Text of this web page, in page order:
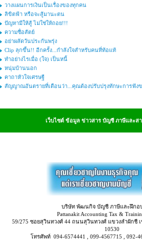
วางแผนการเงินเป็นเรื่องของทุกคน
ลิขิตฟ้า หรือจะสู้มานะตน
ปัญหามีให้สู้ ไม่ใช่ให้ถอย!!!
ความซื่อสัตย์
อย่าผลัดวันประกันพรุ่ง
Clip ลุกขึ้น!! อีกครั้ง...กำลังใจสำหรับคนที่ท้อแท้
ทำอย่างไรเมื่อ (ใจ) เป็นหนี้
หนุ่มบ้านนอก
คาถาหัวใจเศรษฐี
สัญญาณอันตรายที่เตือนว่า...คุณต้องปรับปรุงทักษะการฟัง
เว็บไซต์ ข้อมูล ข่าวสาร บัญชี ภาษีและส
บริษัท พัฒนกิจ บัญชี ภาษีและฝึกอ
Pattanakit Accounting Tax &
59/275 ซอยสุวินทวงศ์ 44 ถนนสุวินทวงศ์ แขวงลำผักชี
10530
โทรศัพท์ 094-6574441 , 099-4567715 , 092-